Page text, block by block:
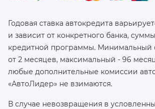
Годовая ставка автокредита
и зависит от конкретного банка,
кредитной программы. Минимальный
от 2 месяцев, максимальный - 96
любые дополнительные комиссии
«АвтоЛидер» не взимаются.
В случае невозвращения в